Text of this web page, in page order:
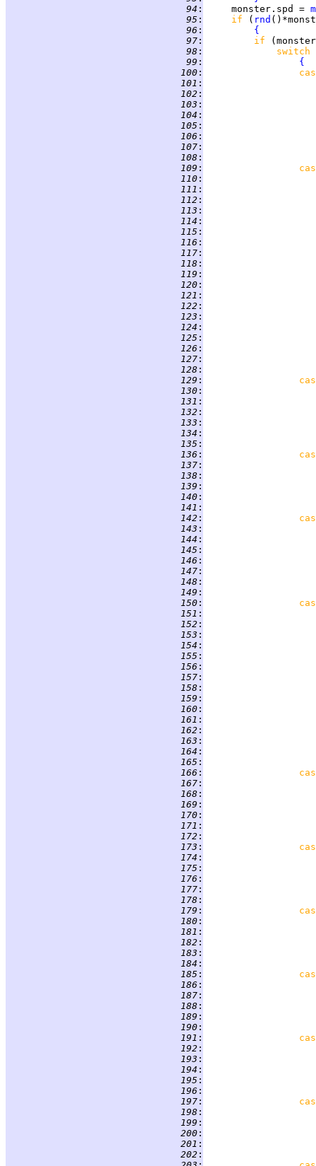
  94
:
     monster.spd =
  95
: if ( rnd
  96
:
{
  97
:
if
  98
:
switch
  99
:
{
100 :
101 :
102 :
103 :
104 :
105 :
106 :
107 :
108 :
109 :
110 :
111 :
112 :
113 :
114 :
115 :
116 :
117 :
118 :
119 :
120 :
121 :
122 :
123 :
124 :
125 :
126 :
127 :
128 :
129 :
130 :
131 :
132 :
133 :
134 :
135 :
136 :
137 :
138 :
139 :
140 :
141 :
142 :
143 :
144 :
145 :
146 :
147 :
148 :
149 :
150 :
151 :
152 :
153 :
154 :
155 :
156 :
157 :
158 :
159 :
160 :
161 :
162 :
163 :
164 :
165 :
166 :
167 :
168 :
169 :
170 :
171 :
172 :
173 :
174 :
175 :
176 :
177 :
178 :
179 :
180 :
181 :
182 :
183 :
184 :
185 :
186 :
187 :
188 :
189 :
190 :
191 :
192 :
193 :
194 :
195 :
196 :
197 :
198 :
199 :
200 :
201 :
202 :